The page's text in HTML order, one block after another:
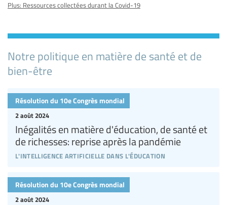
Plus: Ressources collectées durant la Covid-19
Notre politique en matière de santé et de
bien-être
l'intelligence artificielle dans l'éducation
2 août 2024
Inégalités en matière d'éducation, de santé et
de richesses: reprise après la pandémie
Résolution du 10e Congrès mondial
2 août 2024
Résolution du 10e Congrès mondial